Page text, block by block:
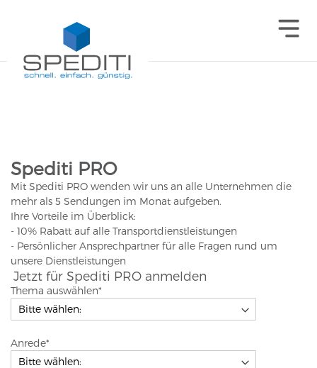
Spediti PRO
Mit Spediti PRO wenden wir uns an alle Unternehmen die
mehr als 5 Sendungen im Monat aufgeben.
Ihre Vorteile im Überblick:
- 10% Rabatt auf alle Transportdienstleistungen
- Persönlicher Ansprechpartner für alle Fragen rund um
unsere Dienstleistungen
Jetzt für Spediti PRO anmelden
Thema auswählen*
Anrede*